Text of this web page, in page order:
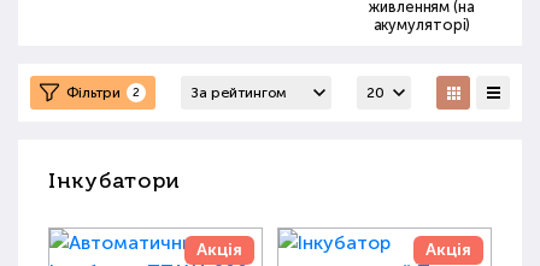
живленням (на
акумуляторі)
Фільтри 2
Інкубатори
Акція
Акція